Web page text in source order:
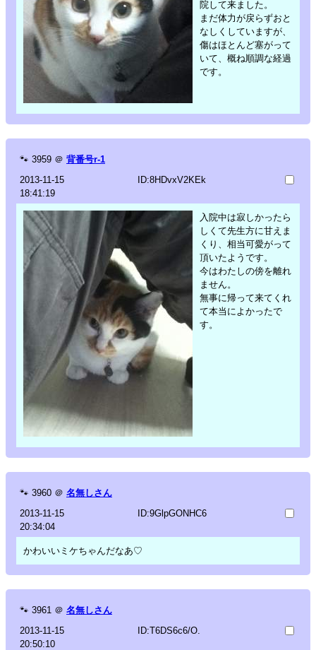
院して来ました。
まだ体力が戻らずおと
なしくしていますが、
傷はほとんど塞がって
いて、概ね順調な経過
です。
🐾 3959 ＠ 背番号r-1
2013-11-15
18:41:19
ID:8HDvxV2KEk
入院中は寂しかったら
しくて先生方に甘えま
くり、相当可愛がって
頂いたようです。
今はわたしの傍を離れ
ません。
無事に帰って来てくれ
て本当によかったで
す。
🐾 3960 ＠ 名無しさん
2013-11-15
20:34:04
ID:9GlpGONHC6
かわいいミケちゃんだなあ♡
🐾 3961 ＠ 名無しさん
2013-11-15
20:50:10
ID:T6DS6c6/O.